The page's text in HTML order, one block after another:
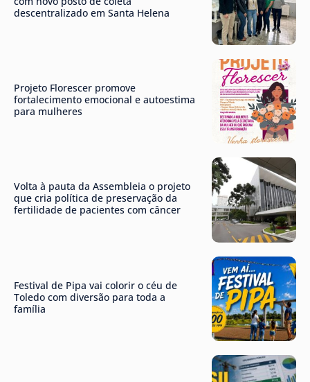
descentralizado em Santa Helena
Projeto Florescer promove
fortalecimento emocional e autoestima
para mulheres
Volta à pauta da Assembleia o projeto
que cria política de preservação da
fertilidade de pacientes com câncer
Festival de Pipa vai colorir o céu de
Toledo com diversão para toda a
família